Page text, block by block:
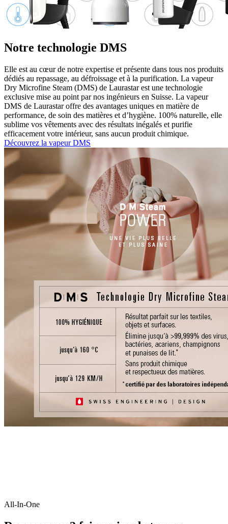
Notre technologie DMS
Elle est au cœur de notre expertise et présente dans tous nos produits
dédiés au repassage, au défroissage et à la purification. La vapeur
Dry Microfine Steam (DMS) de Laurastar est une technologie
exclusive mise au point par nos ingénieurs en Suisse. La vapeur
DMS de Laurastar offre des avantages uniques en matière de
performance, de soin des matières et d’hygiène. 100% naturelle, elle
sublime vos vêtements avec des résultats inégalés et purifie
efficacement votre intérieur, sans aucun produit chimique.
Découvrez la vapeur DMS
All-In-One